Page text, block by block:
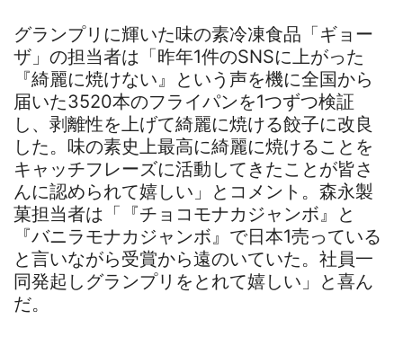
グランプリに輝いた味の素冷凍食品「ギョー
ザ」の担当者は「昨年1件のSNSに上がった
『綺麗に焼けない』という声を機に全国から
届いた3520本のフライパンを1つずつ検証
し、剥離性を上げて綺麗に焼ける餃子に改良
した。味の素史上最高に綺麗に焼けることを
キャッチフレーズに活動してきたことが皆さ
んに認められて嬉しい」とコメント。森永製
菓担当者は「『チョコモナカジャンボ』と
『バニラモナカジャンボ』で日本1売っている
と言いながら受賞から遠のいていた。社員一
同発起しグランプリをとれて嬉しい」と喜ん
だ。